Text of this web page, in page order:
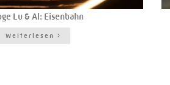
Lu & Al: Eisenbahn
Weiterlesen